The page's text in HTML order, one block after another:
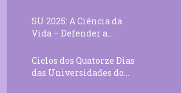
SU 2025: A Ciência da
Vida – Defender a...
Ciclos dos Quatorze Dias
das Universidades do...